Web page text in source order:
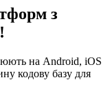
з
на Android, iOS
кодову базу для